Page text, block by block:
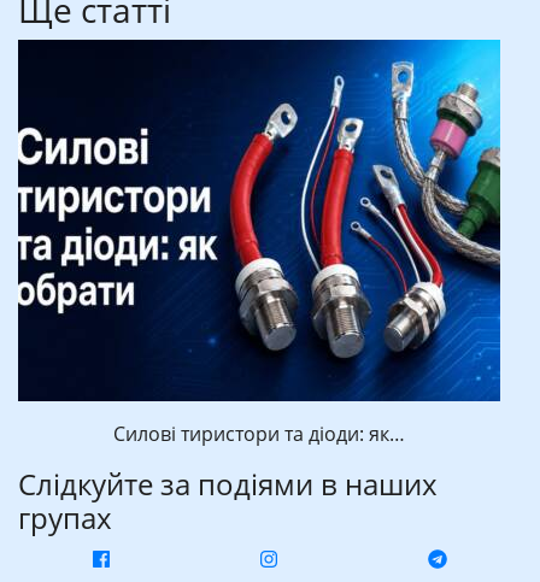
Ще статті
Силові тиристори та діоди: як…
Слідкуйте за подіями в наших
групах